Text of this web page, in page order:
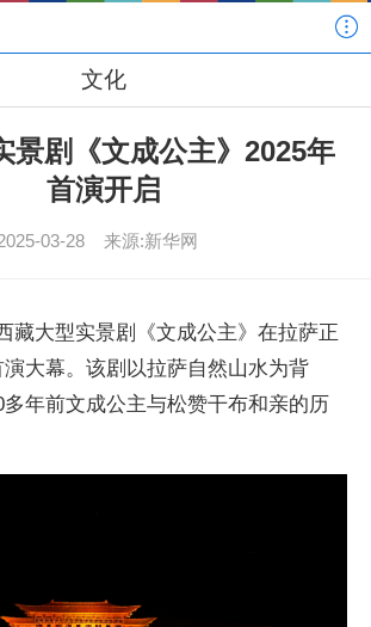
文化
景剧《文成公主》2025年
首演开启
03-28 来源:新华网
大型实景剧《文成公主》在拉萨正
大幕。该剧以拉萨自然山水为背
年前文成公主与松赞干布和亲的历